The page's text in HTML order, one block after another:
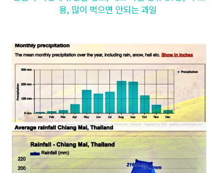
용, 많이 먹으면 안되는 과일